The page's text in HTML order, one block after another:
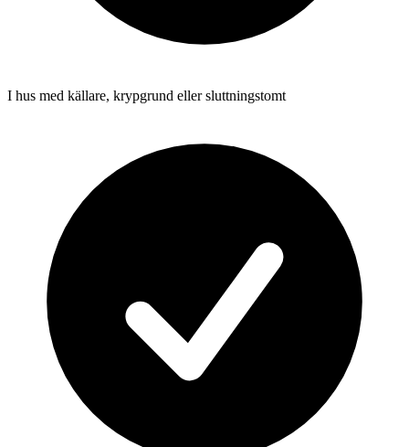
I hus med källare, krypgrund eller sluttningstomt